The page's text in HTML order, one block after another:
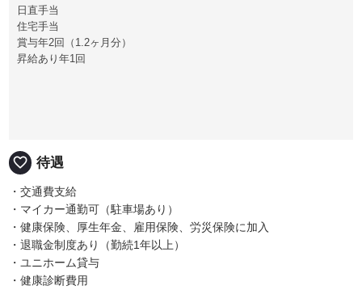
日直手当
住宅手当
賞与年2回（1.2ヶ月分）
昇給あり年1回
favorite_border 待遇
・交通費支給
・マイカー通勤可（駐車場あり）
・健康保険、厚生年金、雇用保険、労災保険に加入
・退職金制度あり（勤続1年以上）
・ユニホーム貸与
・健康診断費用